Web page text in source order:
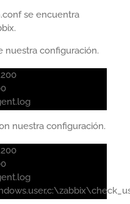
se encuentra
nuestra configuración.
nuestra configuración.